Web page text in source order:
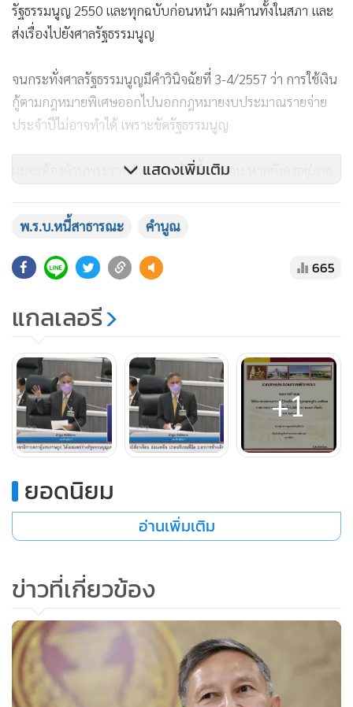
รัฐธรรมนูญ 2550 และทุกฉบับก่อนหน้า ผมค้านทั้งในสภา และ
ส่งเรื่องไปยังศาลรัฐธรรมนูญ
จนกระทั่งศาลรัฐธรรมนูญมีคำวินิจฉัยที่ 3-4/2557 ว่า การใช้เงิน
กู้ตามกฎหมายพิเศษออกไปนอกกฎหมายงบประมาณรายจ่าย
ประจำปีไม่อาจทำได้ เพราะขัดรัฐธรรมนูญ
ผมจะต้องค้านพระราชกำหนดฉบับนี้แน่นอน หากยังคงอยู่ภาย
2560 มาตรา 140 เปลี่ยนแปลงไปในสาระสำคัญ และยังมีพระ
ราชบัญญัติวินัยการคลังของรัฐ พ.ศ. 2561 มาตรา 53 รองรับไว้
อีก เงื่อนไขของมาตรา 53 พูดสั้นๆ ง่ายๆ คือ หนึ่ง - วิกฤตของ
ประเทศ
สอง - ต้องใช้เงินอย่างเร่งด่วน และต่อเนื่อง ในระดับที่ไม่อาจตั้ง
งบประมาณรายจ่ายไว้ในกฎหมายงบประมาณรายจ่ายประจำปี
ได้ทัน
วิกฤตของประเทศหรือไม่ - ข้อนี้ชัดเจน ไม่เถียง ต้องใช้เงินอย่าง
เร่งด่วนและต่อเนื่องในระดับที่ไม่อาจบรรจุไว้ในกฎหมายงบ
ควรพิจารณา
แสดงเพิ่มเติม
พ.ร.บ.หนี้สาธารณะ คำนูณ
665
แกลเลอรี
+1
ยอดนิยม
อ่านเพิ่มเติม
ข่าวที่เกี่ยวข้อง